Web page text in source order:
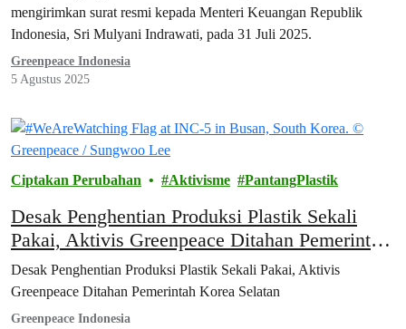
mengirimkan surat resmi kepada Menteri Keuangan Republik
Indonesia, Sri Mulyani Indrawati, pada 31 Juli 2025.
Greenpeace Indonesia
5 Agustus 2025
Ciptakan Perubahan Aktivisme PantangPlastik
Desak Penghentian Produksi Plastik Sekali
Pakai, Aktivis Greenpeace Ditahan Pemerintah
Korea Selatan
Desak Penghentian Produksi Plastik Sekali Pakai, Aktivis
Greenpeace Ditahan Pemerintah Korea Selatan
Greenpeace Indonesia